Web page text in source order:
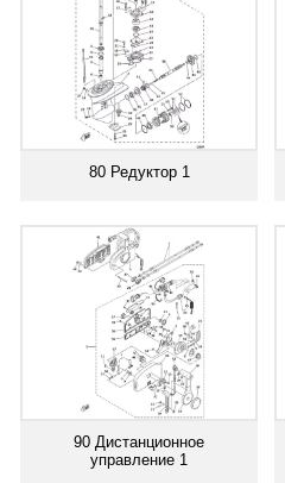
80 Редуктор 1
90 Дистанционное
управление 1